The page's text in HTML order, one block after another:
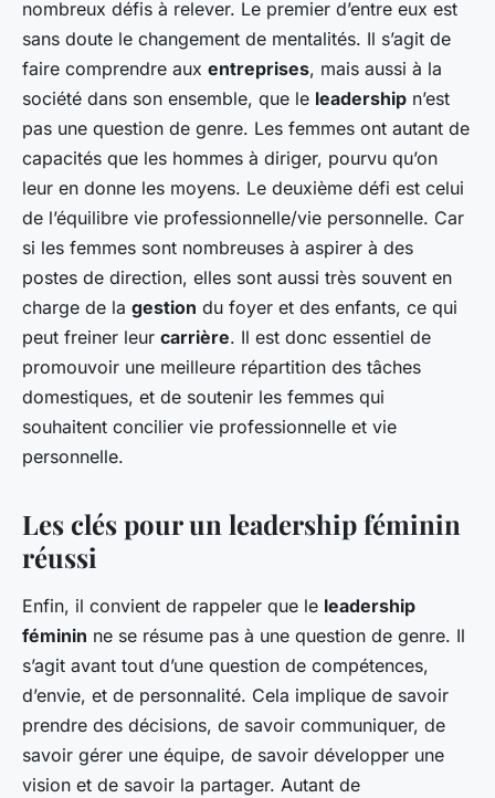
nombreux défis à relever. Le premier d’entre eux est
sans doute le changement de mentalités. Il s’agit de
faire comprendre aux entreprises, mais aussi à la
société dans son ensemble, que le leadership n’est
pas une question de genre. Les femmes ont autant de
capacités que les hommes à diriger, pourvu qu’on
leur en donne les moyens. Le deuxième défi est celui
de l’équilibre vie professionnelle/vie personnelle. Car
si les femmes sont nombreuses à aspirer à des
postes de direction, elles sont aussi très souvent en
charge de la gestion du foyer et des enfants, ce qui
peut freiner leur carrière. Il est donc essentiel de
promouvoir une meilleure répartition des tâches
domestiques, et de soutenir les femmes qui
souhaitent concilier vie professionnelle et vie
personnelle.
Les clés pour un leadership féminin
réussi
Enfin, il convient de rappeler que le leadership
féminin ne se résume pas à une question de genre. Il
s’agit avant tout d’une question de compétences,
d’envie, et de personnalité. Cela implique de savoir
prendre des décisions, de savoir communiquer, de
savoir gérer une équipe, de savoir développer une
vision et de savoir la partager. Autant de